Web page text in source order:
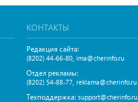
КОНТАКТЫ
Редакция сайта:
(8202) 44-66-80, ima@cherinfo.ru
Отдел рекламы:
(8202) 54-88-77, reklama@cherinfo.ru
Техподдержка: support@cherinfo.ru